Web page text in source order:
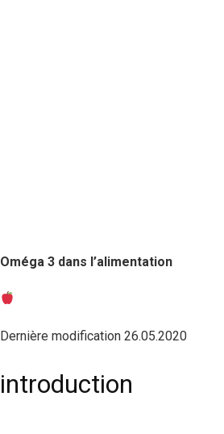
Oméga 3 dans l’alimentation
Dernière modification 26.05.2020
introduction